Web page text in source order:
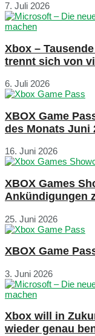
7. Juli 2026
Xbox –
trennt sich von
6. Juli 2026
XBOX Game
des Monats Juni
16. Juni 2026
XBOX Games
Ankündigungen
25. Juni 2026
XBOX Game
3. Juni 2026
Xbox will in
wieder genau